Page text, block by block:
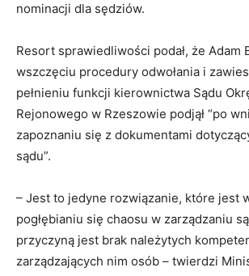
nominacji dla sędziów.
Resort sprawiedliwości podał, że Adam
wszczęciu procedury odwołania i
pełnieniu funkcji kierownictwa Sądu
Rejonowego w Rzeszowie podjął “po
zapoznaniu się z dokumentami
sądu”.
– Jest to jedyne rozwiązanie, które jest
pogłębianiu się chaosu w zarządzaniu
przyczyną jest brak należytych
zarządzających nim osób – twierdzi